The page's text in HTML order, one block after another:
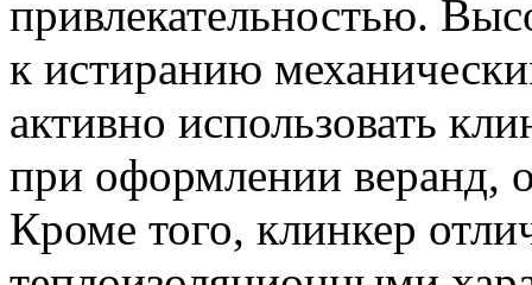
привлекательностью.
к истиранию
активно использовать
при оформлении веранд,
Кроме того, клинкер